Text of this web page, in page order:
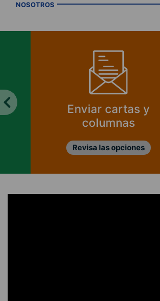
NOSOTROS
Enviar cartas y
columnas
Revisa las opciones